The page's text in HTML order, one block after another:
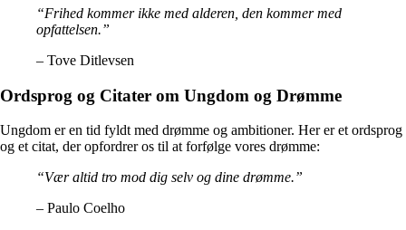
“Frihed kommer ikke med alderen, den kommer med
opfattelsen.”
– Tove Ditlevsen
Ordsprog og Citater om Ungdom og Drømme
Ungdom er en tid fyldt med drømme og ambitioner. Her er et ordsprog
og et citat, der opfordrer os til at forfølge vores drømme:
“Vær altid tro mod dig selv og dine drømme.”
– Paulo Coelho